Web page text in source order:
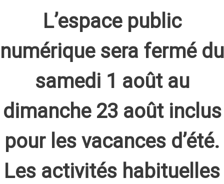
L’espace public
numérique sera fermé du
samedi 1 août au
dimanche 23 août inclus
pour les vacances d’été.
Les activités habituelles